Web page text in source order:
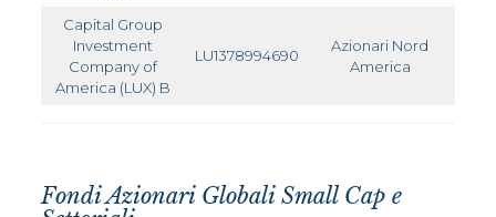
Capital Group
Investment
Company of
America (LUX) B
LU1378994690
Azionari Nord
America
Fondi Azionari Globali Small Cap e